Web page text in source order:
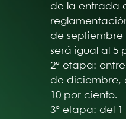
de la entrada
de septiembre
será igual al 5
2° etapa:
de diciembre,
10 por ciento.
3° etapa: del